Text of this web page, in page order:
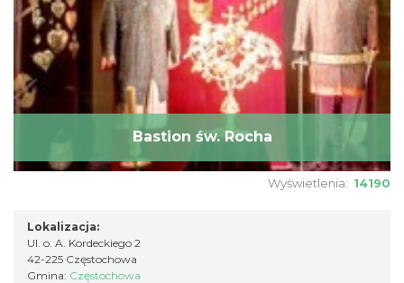
Bastion św. Rocha
Wyświetlenia: 14190
Lokalizacja:
Ul. o. A. Kordeckiego 2
42-225 Częstochowa
Gmina: Częstochowa